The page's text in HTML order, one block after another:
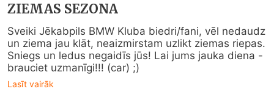
ZIEMAS SEZONA
Sveiki Jēkabpils BMW Kluba biedri/fani, vēl nedaudz
un ziema jau klāt, neaizmirstam uzlikt ziemas riepas.
Sniegs un ledus negaidīs jūs! Lai jums jauka diena -
brauciet uzmanīgi!!! (car) ;)
Lasīt vairāk